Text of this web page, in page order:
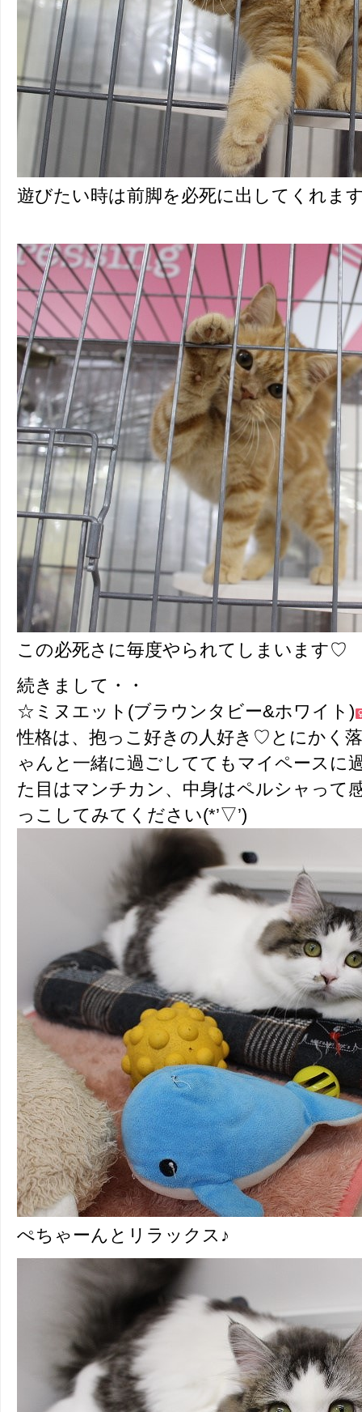
遊びたい時は前脚を必死に出してくれま
この必死さに毎度やられてしまいます♡
続きまして・・
☆ミヌエット(ブラウンタビー&ホワイト)
性格は、抱っこ好きの人好き♡とにかく
ゃんと一緒に過ごしててもマイペースに
た目はマンチカン、中身はペルシャって
っこしてみてください(*’▽’)
ぺちゃーんとリラックス♪